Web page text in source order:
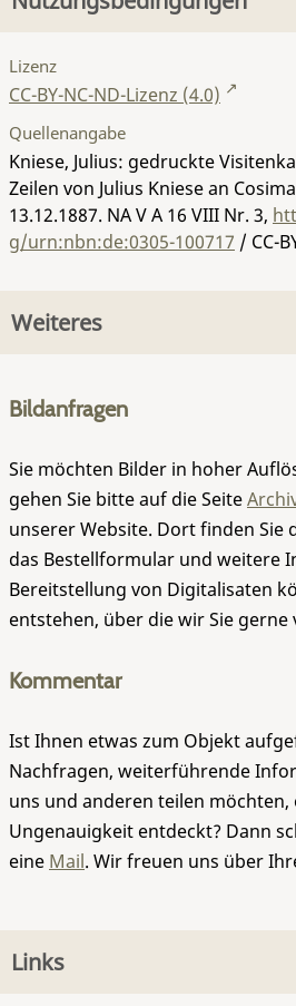
Lizenz
CC-BY-NC-ND-Lizenz (4.0)
Quellenangabe
Kniese, Julius: gedruckte
Zeilen von Julius Kniese an
13.12.1887. NA V A 16 VIII Nr. 3,
g/urn:nbn:de:0305-100717 / CC-
Weiteres
Bildanfragen
Sie möchten Bilder in hoher
gehen Sie bitte auf die Seite
unserer Website. Dort finden Sie
das Bestellformular und weitere
Bereitstellung von Digitalisaten
entstehen, über die wir Sie
Kommentar
Ist Ihnen etwas zum Objekt
Nachfragen, weiterführende
uns und anderen teilen möchten,
Ungenauigkeit entdeckt? Dann
eine Mail. Wir freuen uns über
Links